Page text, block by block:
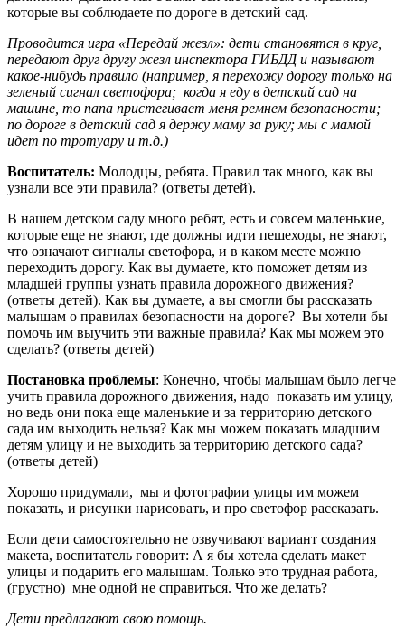
которые вы соблюдаете по дороге в детский сад.
Проводится игра «Передай жезл»: дети становятся в круг,
передают друг другу жезл инспектора ГИБДД и называют
какое-нибудь правило (например, я перехожу дорогу только на
зеленый сигнал светофора; когда я еду в детский сад на
машине, то папа пристегивает меня ремнем безопасности;
по дороге в детский сад я держу маму за руку; мы с мамой
идет по тротуару и т.д.)
Воспитатель: Молодцы, ребята. Правил так много, как вы
узнали все эти правила? (ответы детей).
В нашем детском саду много ребят, есть и совсем маленькие,
которые еще не знают, где должны идти пешеходы, не знают,
что означают сигналы светофора, и в каком месте можно
переходить дорогу. Как вы думаете, кто поможет детям из
младшей группы узнать правила дорожного движения?
(ответы детей). Как вы думаете, а вы смогли бы рассказать
малышам о правилах безопасности на дороге? Вы хотели бы
помочь им выучить эти важные правила? Как мы можем это
сделать? (ответы детей)
Постановка проблемы: Конечно, чтобы малышам было легче
учить правила дорожного движения, надо показать им улицу,
но ведь они пока еще маленькие и за территорию детского
сада им выходить нельзя? Как мы можем показать младшим
детям улицу и не выходить за территорию детского сада?
(ответы детей)
Хорошо придумали, мы и фотографии улицы им можем
показать, и рисунки нарисовать, и про светофор рассказать.
Если дети самостоятельно не озвучивают вариант создания
макета, воспитатель говорит: А я бы хотела сделать макет
улицы и подарить его малышам. Только это трудная работа,
(грустно) мне одной не справиться. Что же делать?
Дети предлагают свою помощь.